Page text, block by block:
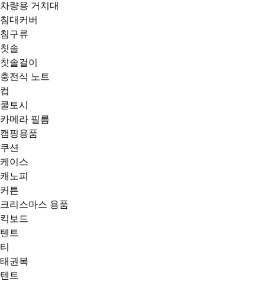
차량용 거치대
침대커버
침구류
칫솔
칫솔걸이
충전식 노트
컵
쿨토시
카메라 필름
캠핑용품
쿠션
케이스
캐노피
커튼
크리스마스 용품
킥보드
텐트
티
태권복
텐트